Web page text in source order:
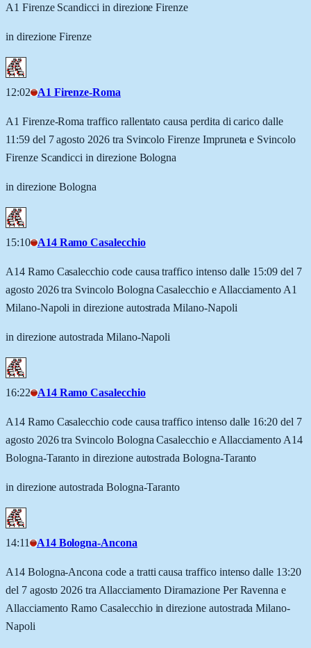
A1 Firenze Scandicci in direzione Firenze
in direzione Firenze
12:02 A1 Firenze-Roma
A1 Firenze-Roma traffico rallentato causa perdita di carico dalle
11:59 del 7 agosto 2026 tra Svincolo Firenze Impruneta e Svincolo
Firenze Scandicci in direzione Bologna
in direzione Bologna
15:10 A14 Ramo Casalecchio
A14 Ramo Casalecchio code causa traffico intenso dalle 15:09 del 7
agosto 2026 tra Svincolo Bologna Casalecchio e Allacciamento A1
Milano-Napoli in direzione autostrada Milano-Napoli
in direzione autostrada Milano-Napoli
16:22 A14 Ramo Casalecchio
A14 Ramo Casalecchio code causa traffico intenso dalle 16:20 del 7
agosto 2026 tra Svincolo Bologna Casalecchio e Allacciamento A14
Bologna-Taranto in direzione autostrada Bologna-Taranto
in direzione autostrada Bologna-Taranto
14:11 A14 Bologna-Ancona
A14 Bologna-Ancona code a tratti causa traffico intenso dalle 13:20
del 7 agosto 2026 tra Allacciamento Diramazione Per Ravenna e
Allacciamento Ramo Casalecchio in direzione autostrada Milano-
Napoli